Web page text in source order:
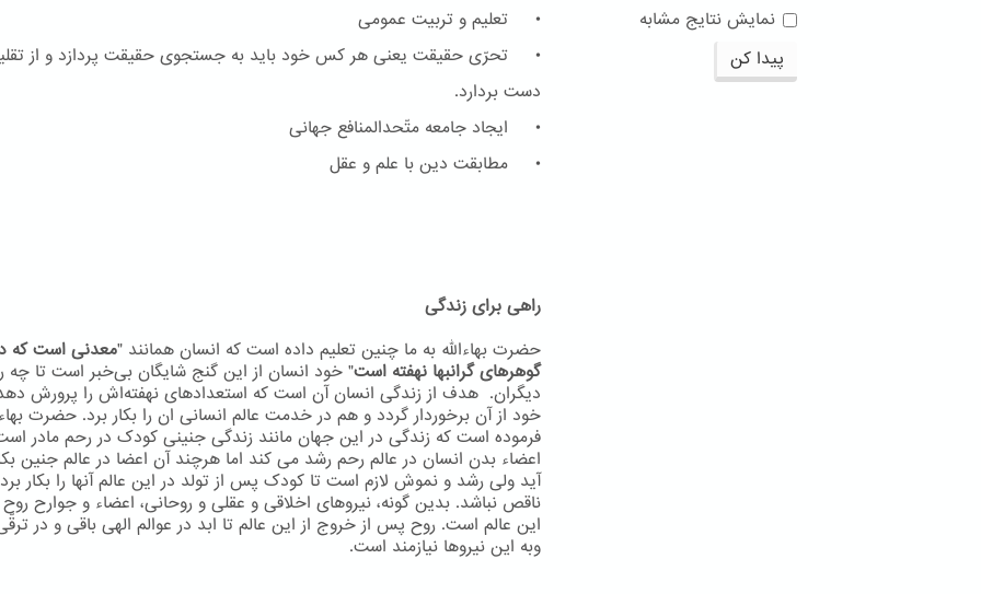
• تعلیم و تربیت عمومی
• تحرّی حقیقت یعنی هر کس خود باید به جستجوی حقیقت پردازد و از
دست بردارد.
• ایجاد جامعه متّحدالمنافع جهانی
• مطابقت دین با علم و عقل
راهی برای زندگی
حضرت بهاءاللّه به ما چنین تعلیم داده است که انسان همانند "معدنی است که
گوهرهای گرانبها نهفته است" خود انسان از این گنج شایگان بی‌خبر است تا چه
دیگران. هدف از زندگی انسان آن است که استعدادهای نهفته‌اش را پرورش
خود از آن برخوردار گردد و هم در خدمت عالم انسانی ان را بکار برد. حضرت
فرموده است که زندگی در این جهان مانند زندگی جنینی کودک در رحم مادر
اعضاء بدن انسان در عالم رحم رشد می کند اما هرچند آن اعضا در عالم جنین
آید ولی رشد و نموش لازم است تا کودک پس از تولد در این عالم آنها را بکار
ناقص نباشد. بدین گونه، نیروهای اخلاقی و عقلی و روحانی، اعضاء و جوارح روح
این عالم است. روح پس از خروج از این عالم تا ابد در عوالم الهی باقی و در
وبه اين نيروها نيازمند است.
نمایش نتایج مشابه
پیدا کن